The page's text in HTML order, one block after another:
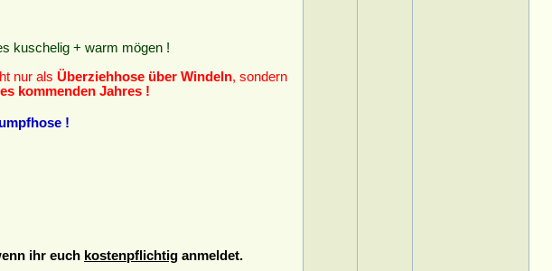
kuschelig + warm mögen !
nur als Überziehhose über Windeln, sondern
kommenden Jahres !
!
ihr euch kostenpflichtig anmeldet.